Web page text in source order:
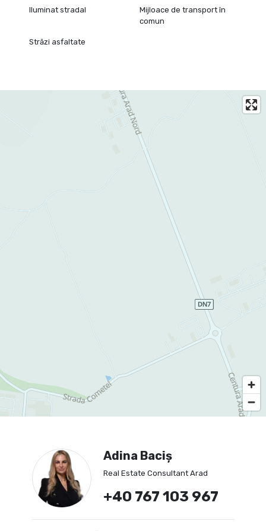
Iluminat stradal
Mijloace de transport în
comun
Străzi asfaltate
Adina Baciș
Real Estate Consultant Arad
+40 767 103 967